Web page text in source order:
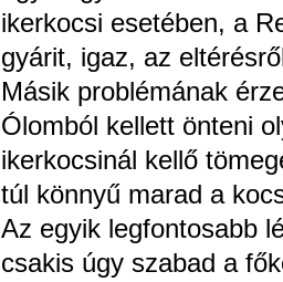
ikerkocsi esetében, a
gyárit, igaz, az
Másik problémának
Ólomból kellett önteni
ikerkocsinál kellő
túl könnyű marad a
Az egyik legfontosabb
csakis úgy szabad a